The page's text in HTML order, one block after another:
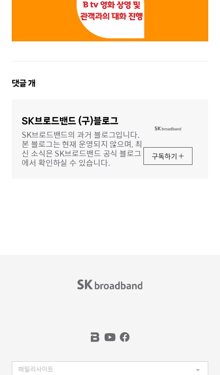
댓
댓글개
SK브로드밴드 (구)블로그
SK브로드밴드의 과거 블로그입니다.
본 블로그는 현재 운영되지 않으며, 최
신 소식은 SK브로드밴드 공식 블로그
에서 확인하실 수 있습니다.
구독하기